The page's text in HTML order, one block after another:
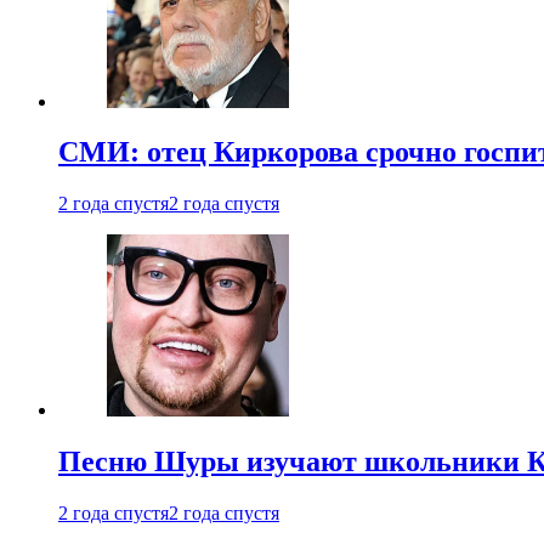
СМИ: отец Киркорова срочно
2 года спустя2 года спустя
Песню Шуры изучают школьники
2 года спустя2 года спустя